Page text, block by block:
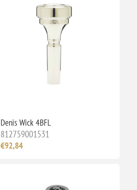
Denis Wick 4BFL
812759001531
€92,84